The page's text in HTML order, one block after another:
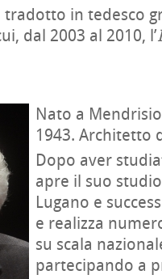
tradotto in tedesco
dal 2003 al 2010, l’
Nato a
1943. Architetto
Dopo aver
apre il suo
Lugano e
e realizza
su scala
partecipando a